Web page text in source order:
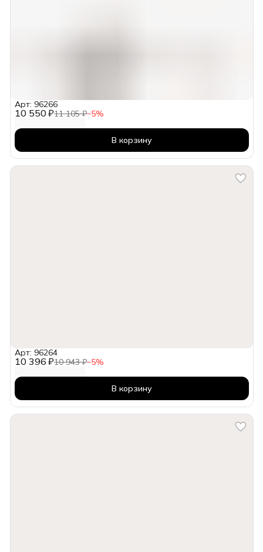
10 550 ₽11 105 ₽−5%
Арт: 96266
В корзину
10 396 ₽10 943 ₽−5%
Арт: 96264
В корзину